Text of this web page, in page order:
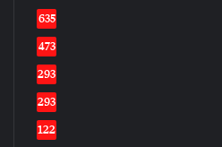
635
473
293
293
122